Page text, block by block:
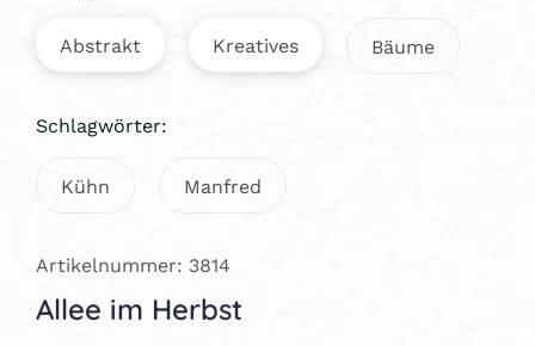
Abstrakt Kreatives Bäume
Schlagwörter:
Kühn Manfred
Artikelnummer: 3814
Allee im Herbst